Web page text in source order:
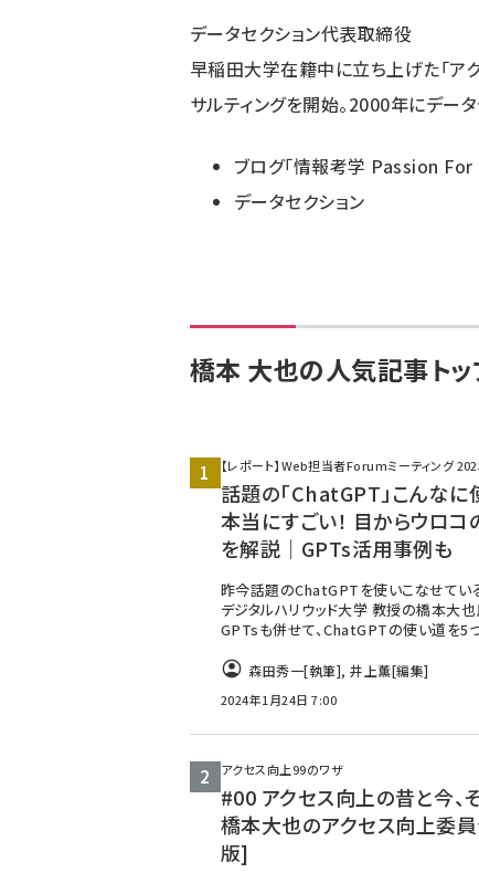
データセクション代表取締役
早稲田大学在籍中に立ち上げた「ア
サルティングを開始。2000年にデータ
ブログ「情報考学 Passion
データセクション
橋本 大也の人気記事トッ
【レポート】Web担当者Forumミーティング
話題の「ChatGPT」こんなに
本当にすごい！ 目からウロコ
を解説｜GPTs活用事例も
昨今話題のChatGPTを使いこなせてい
デジタルハリウッド大学 教授の橋本大
GPTsも併せて、ChatGPTの使い道を5つ
森田秀一[執筆],井上薫[編集]
2024年1月24日 7:00
アクセス向上99のワザ
#00 アクセス向上の昔と今、そ
橋本大也のアクセス向上委
版]